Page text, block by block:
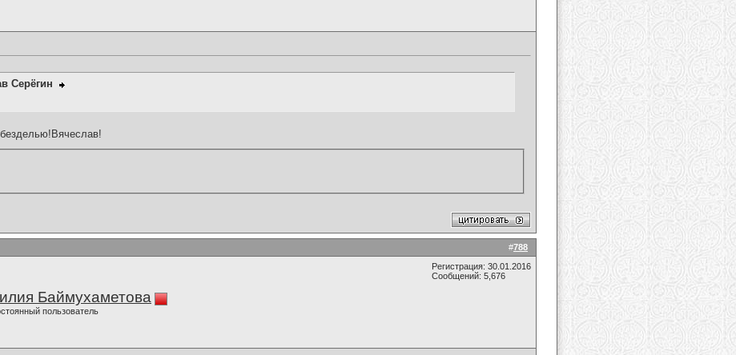
Серёгин
#788
Баймухаметова
пользователь
Регистрация: 30.01.2016
Сообщений: 5,676